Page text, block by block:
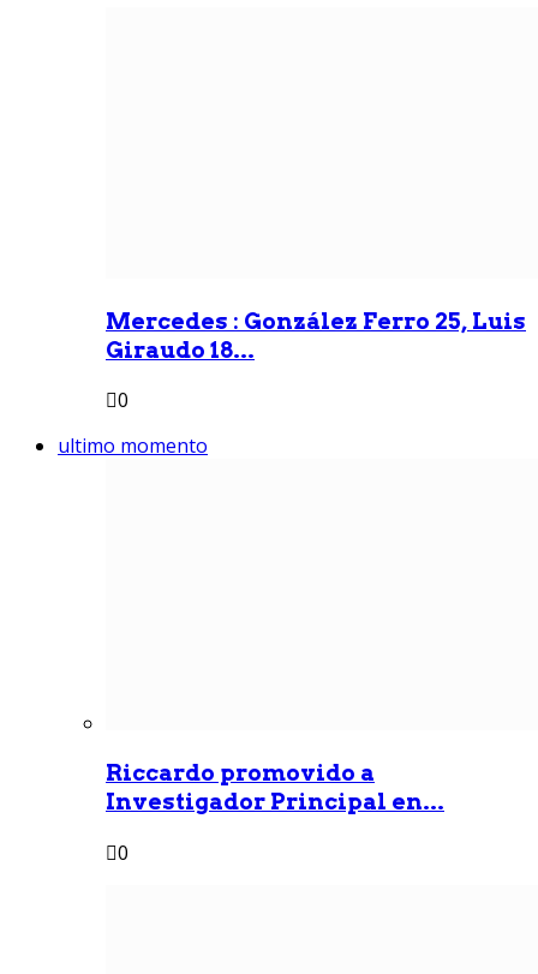
Mercedes : González Ferro 25, Luis
Giraudo 18...
0
ultimo momento
Riccardo promovido a
Investigador Principal en...
0